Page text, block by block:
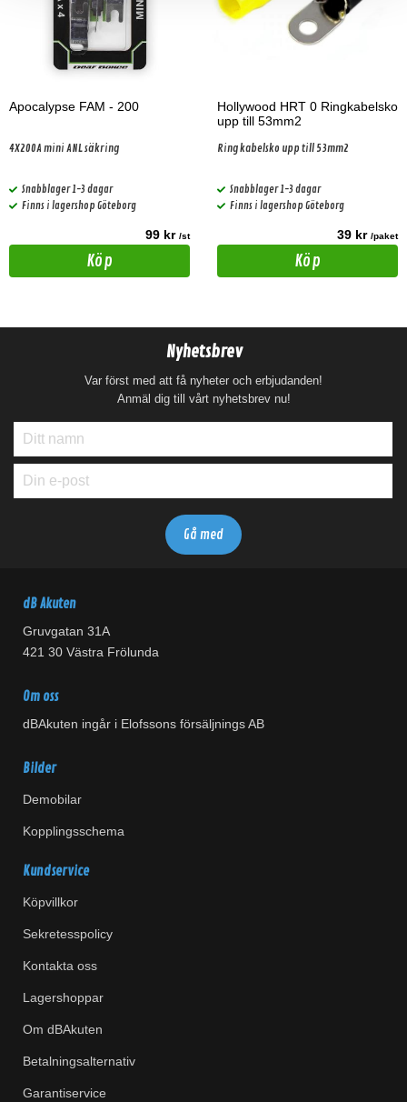
Apocalypse FAM - 200
4X200A mini ANL säkring
Snabblager 1-3 dagar
Finns i lagershop Göteborg
99 kr /st
Köp
Hollywood HRT 0 Ringkabelsko
upp till 53mm2
Ring kabelsko upp till 53mm2
Snabblager 1-3 dagar
Finns i lagershop Göteborg
39 kr /paket
Köp
Nyhetsbrev
Var först med att få nyheter och erbjudanden!
Anmäl dig till vårt nyhetsbrev nu!
dB Akuten
Gruvgatan 31A
421 30 Västra Frölunda
Om oss
dBAkuten ingår i Elofssons försäljnings AB
Bilder
Demobilar
Kopplingsschema
Kundservice
Köpvillkor
Sekretesspolicy
Kontakta oss
Lagershoppar
Om dBAkuten
Betalningsalternativ
Garantiservice